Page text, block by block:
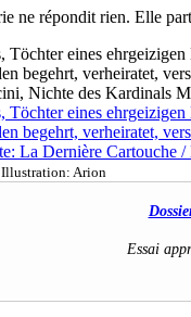
ne répondit rien. Elle
Illustration: Arion
Essai